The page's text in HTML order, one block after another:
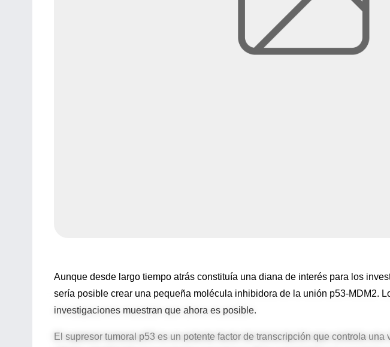
Aunque desde largo tiempo atrás constituía una diana de interés para los
sería posible crear una pequeña molécula inhibidora de la unión p53-MDM2.
investigaciones muestran que ahora es posible.
El supresor tumoral p53 es un potente factor de transcripción que controla